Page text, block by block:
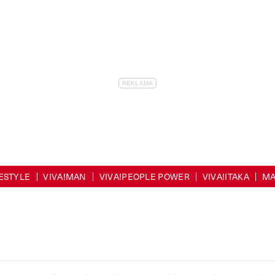
VIVA!MAN VIVA!PEOPLE POWER VIVA!ITAKA